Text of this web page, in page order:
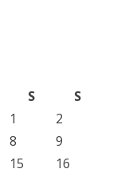
S
S
1
2
8
9
15
16